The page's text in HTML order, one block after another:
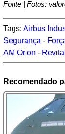
Fonte | Fotos:
Tags: Airbus
Segurança -
AM Orion -
Recomendado